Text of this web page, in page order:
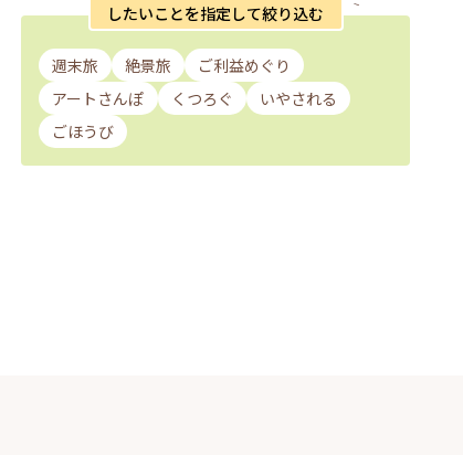
したいことを指定して絞り込む
週末旅 絶景旅
ご利益めぐり
アートさんぽ
くつろぐ
いやされる
ごほうび